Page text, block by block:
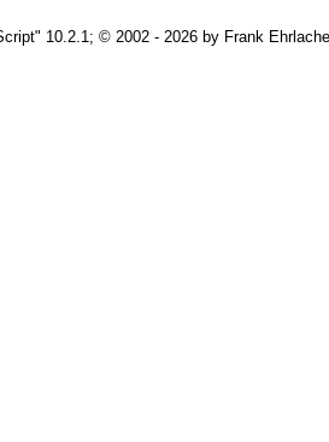
10.2.1; © 2002 - 2026 by Frank